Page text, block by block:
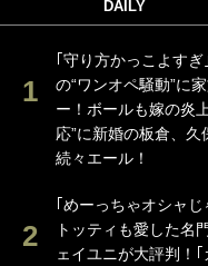
DAILY
｢守り方かっこよす
の“ワンオペ騒動”に
ー！ボールも嫁の炎
応”に新婚の板倉、久
続々エール！
｢めーっちゃオシャ
トッティも愛した名
ェイユニが大評判！